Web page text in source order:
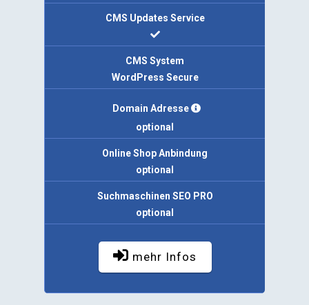
CMS Updates Service
CMS System
WordPress Secure
Domain Adresse
optional
Online Shop Anbindung
optional
Suchmaschinen SEO PRO
optional
mehr Infos